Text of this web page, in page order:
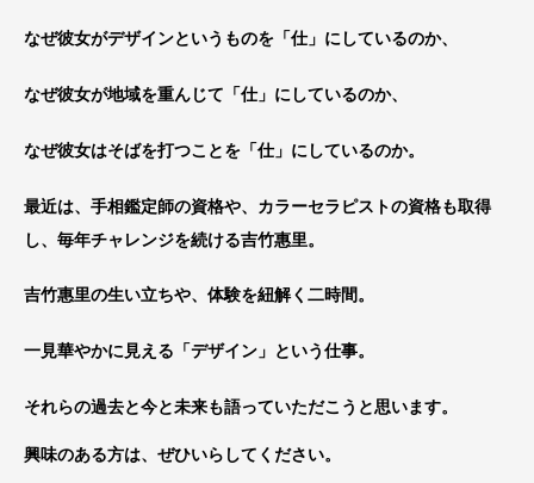
なぜ彼女がデザインというものを「仕」にしているのか、
なぜ彼女が地域を重んじて「仕」にしているのか、
なぜ彼女はそばを打つことを「仕」にしているのか。
最近は、手相鑑定師の資格や、カラーセラピストの資格も取得
し、毎年チャレンジを続ける吉竹惠里。
吉竹惠里の生い立ちや、体験を紐解く二時間。
一見華やかに見える「デザイン」という仕事。
それらの過去と今と未来も語っていただこうと思います。
興味のある方は、ぜひいらしてください。